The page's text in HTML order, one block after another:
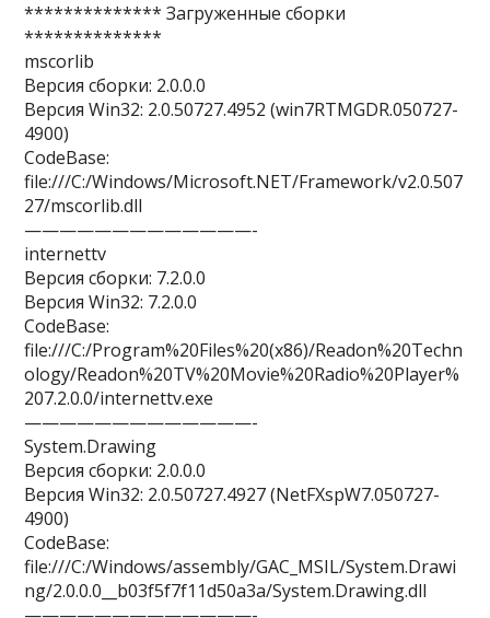
************** Загруженные сборки
**************
mscorlib
Версия сборки: 2.0.0.0
Версия Win32: 2.0.50727.4952 (win7RTMGDR.050727-
4900)
CodeBase:
file:///C:/Windows/Microsoft.NET/Framework/v2.0.507
27/mscorlib.dll
—————————————-
internettv
Версия сборки: 7.2.0.0
Версия Win32: 7.2.0.0
CodeBase:
file:///C:/Program%20Files%20(x86)/Readon%20Techn
ology/Readon%20TV%20Movie%20Radio%20Player%
207.2.0.0/internettv.exe
—————————————-
System.Drawing
Версия сборки: 2.0.0.0
Версия Win32: 2.0.50727.4927 (NetFXspW7.050727-
4900)
CodeBase:
file:///C:/Windows/assembly/GAC_MSIL/System.Drawi
ng/2.0.0.0__b03f5f7f11d50a3a/System.Drawing.dll